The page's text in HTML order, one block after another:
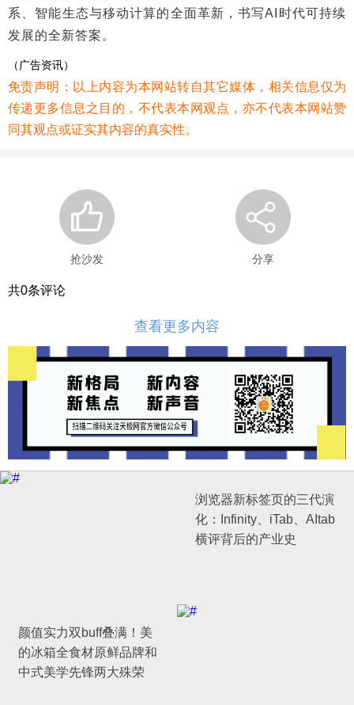
系、智能生态与移动计算的全面革新，书写AI时代可持续
发展的全新答案。
（广告资讯）
免责声明：以上内容为本网站转自其它媒体，相关信息仅为
传递更多信息之目的，不代表本网观点，亦不代表本网站赞
同其观点或证实其内容的真实性。
抢沙发 分享
共0条评论
查看更多内容
浏览器新标签页的三代演
化：Infinity、iTab、AItab
横评背后的产业史
颜值实力双buff叠满！美
的冰箱全食材原鲜品牌和
中式美学先锋两大殊荣